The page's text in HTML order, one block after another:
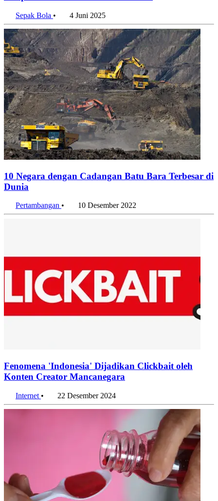
Sepak Bola• 4 Juni 2025
10 Negara dengan Cadangan Batu Bara Terbesar di
Pertambangan• 10 Desember 2022
Fenomena 'Indonesia' Dijadikan Clickbait oleh
Internet• 22 Desember 2024